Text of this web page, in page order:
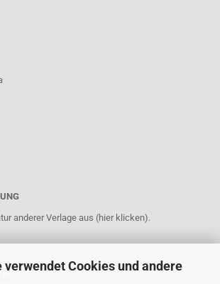
verwendet Cookies und andere
anderer Verlage aus (hier klicken).
...